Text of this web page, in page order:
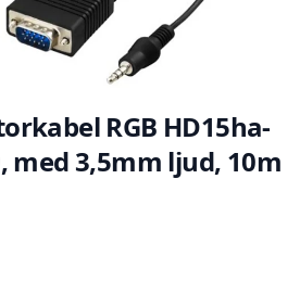
RGB HD15ha-
med 3,5mm ljud, 10m